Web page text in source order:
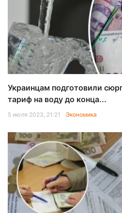
Украинцам подготовили
тариф на воду до конца...
5 июля 2023, 21:21 Экономика